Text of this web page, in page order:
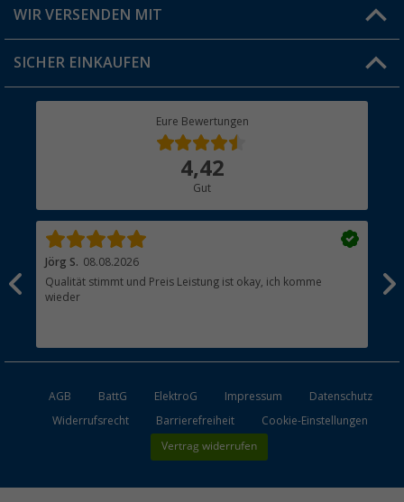
Jobs & Karriere
Versandinformationen
Rücksendung
WIR VERSENDEN MIT
SICHER EINKAUFEN
Eure Bewertungen
4,42
Gut
Jörg S. 08.08.2026
Qualität stimmt und Preis Leistung ist okay, ich komme
wieder
AGB BattG ElektroG Impressum
Datenschutz
Widerrufsrecht
Barrierefreiheit Cookie-Einstellungen
Vertrag widerrufen